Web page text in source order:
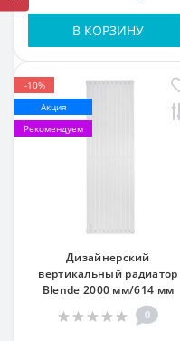
В КОРЗИНУ
-10%
Акция
Рекомендуем
Дизайнерский
вертикальный радиатор
Blende 2000 мм/614 мм
белый МАТ подкл. №99
0